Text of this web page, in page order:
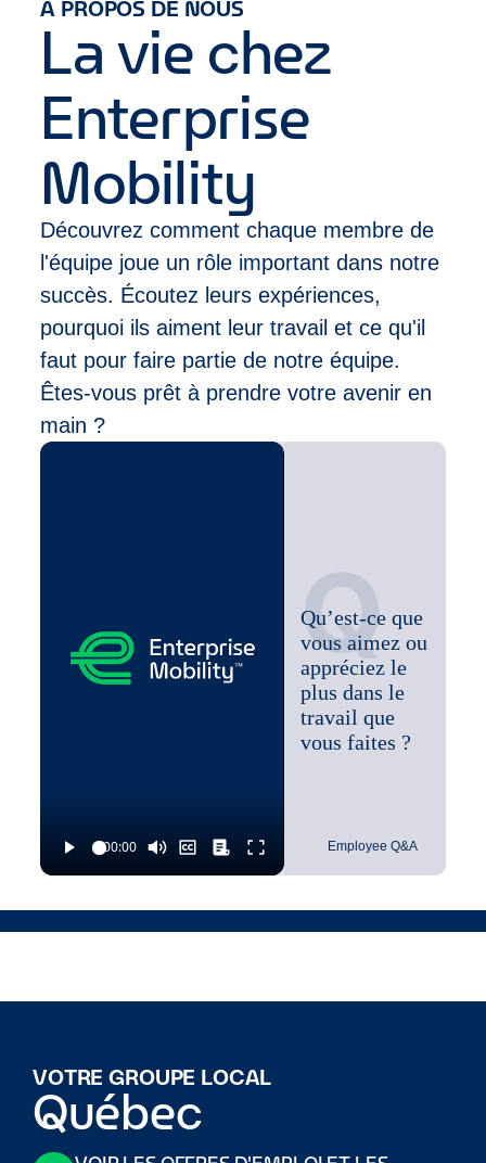
un réseau de plus de 9 500 succursales situées
dans des quartiers et des aéroports de plus de 90
pays.
Ventes et Service Client (exemples : ventes à
commission ou au détail, expérience en
restauration, hôtellerie ou dans un centre
d’appels)
Leadership (exemples : athlète/sport
compétitif, compétition de cas,
clubs/associations, ou service militaire)
Q
Qu’est-ce que
vous aimez ou
appréciez le
plus dans le
travail que
vous faites ?
Employee Q&A
A PROPOS DE NOUS
La vie chez
Enterprise
Mobility
Découvrez comment chaque membre de
l'équipe joue un rôle important dans notre
succès. Écoutez leurs expériences,
pourquoi ils aiment leur travail et ce qu'il
faut pour faire partie de notre équipe.
Êtes-vous prêt à prendre votre avenir en
main ?
VOTRE GROUPE LOCAL
Québec